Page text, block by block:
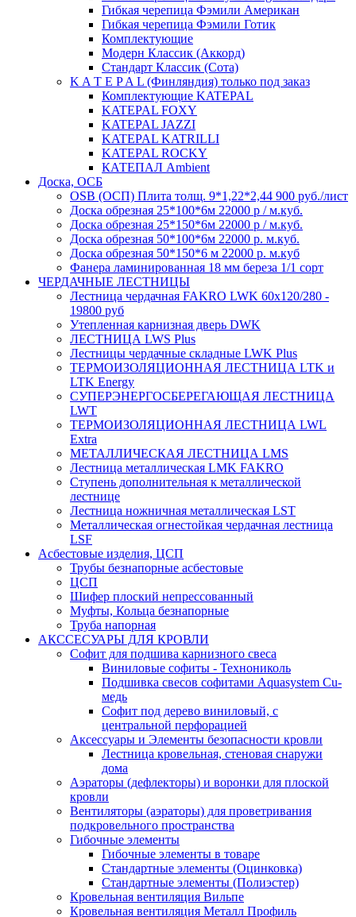
Гибкая черепица Фэмили Американ
Гибкая черепица Фэмили Готик
Комплектующие
Модерн Классик (Аккорд)
Стандарт Классик (Сота)
K A T E P A L (Финляндия) только под заказ
Комплектующие KATEPAL
KATEPAL FOXY
KATEPAL JAZZI
KATEPAL KATRILLI
KATEPAL ROCKY
КАТЕПАЛ Ambient
Доска, ОСБ
OSB (ОСП) Плита толщ. 9*1,22*2,44 900 руб./лист
Доска обрезная 25*100*6м 22000 р / м.куб.
Доска обрезная 25*150*6м 22000 р / м.куб.
Доска обрезная 50*100*6м 22000 р. м.куб.
Доска обрезная 50*150*6 м 22000 р. м.куб
Фанера ламинированная 18 мм береза 1/1 сорт
ЧЕРДАЧНЫЕ ЛЕСТНИЦЫ
Лестница чердачная FAKRO LWK 60х120/280 -
19800 руб
Утепленная карнизная дверь DWK
ЛЕСТНИЦА LWS Plus
Лестницы чердачные складные LWK Plus
ТЕРМОИЗОЛЯЦИОННАЯ ЛЕСТНИЦА LTK и
LTK Energy
СУПЕРЭНЕРГОСБЕРЕГАЮЩАЯ ЛЕСТНИЦА
LWT
ТЕРМОИЗОЛЯЦИОННАЯ ЛЕСТНИЦА LWL
Extra
МЕТАЛЛИЧЕСКАЯ ЛЕСТНИЦА LMS
Лестница металлическая LMK FAKRO
Ступень дополнительная к металлической
лестнице
Лестница ножничная металлическая LST
Металлическая огнестойкая чердачная лестница
LSF
Асбестовые изделия, ЦСП
Трубы безнапорные асбестовые
ЦСП
Шифер плоский непрессованный
Муфты, Кольца безнапорные
Труба напорная
АКССЕСУАРЫ ДЛЯ КРОВЛИ
Софит для подшива карнизного свеса
Виниловые софиты - Технониколь
Подшивка свесов софитами Aquasystem Cu-
медь
Софит под дерево виниловый, с
центральной перфорацией
Аксессуары и Элементы безопасности кровли
Лестница кровельная, стеновая снаружи
дома
Аэраторы (дефлекторы) и воронки для плоской
кровли
Вентиляторы (аэраторы) для проветривания
подкровельного пространства
Гибочные элементы
Гибочные элементы в товаре
Стандартные элементы (Оцинковка)
Стандартные элементы (Полиэстер)
Кровельная вентиляция Вильпе
Кровельная вентиляция Металл Профиль